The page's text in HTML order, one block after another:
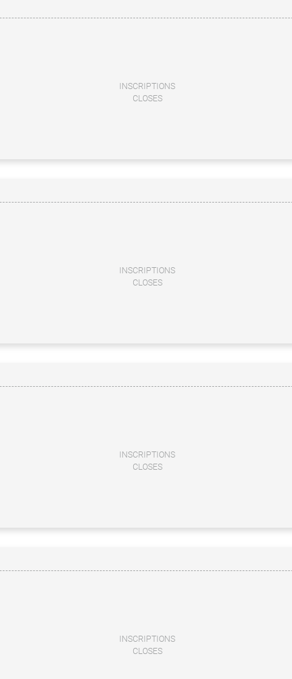
INSCRIPTIONS
CLOSES
INSCRIPTIONS
CLOSES
INSCRIPTIONS
CLOSES
INSCRIPTIONS
CLOSES